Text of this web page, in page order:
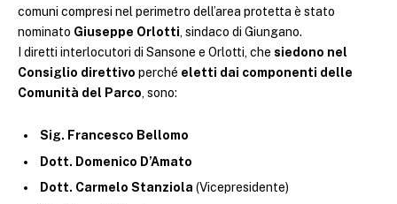
comuni compresi nel perimetro dell’area protetta è stato
nominato Giuseppe Orlotti, sindaco di Giungano.
I diretti interlocutori di Sansone e Orlotti, che siedono nel
Consiglio direttivo perché eletti dai componenti delle
Comunità del Parco, sono:
Sig. Francesco Bellomo
Dott. Domenico D’Amato
Dott. Carmelo Stanziola (Vicepresidente)